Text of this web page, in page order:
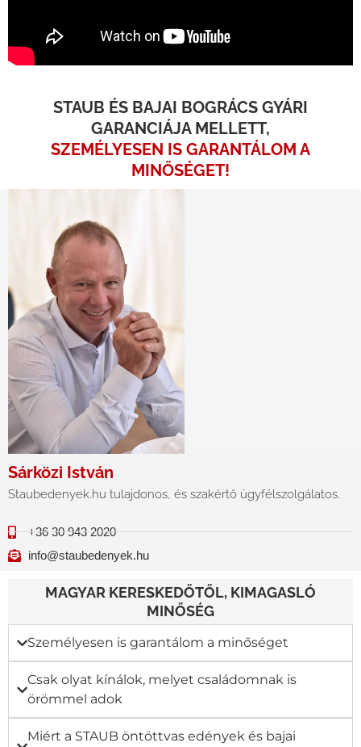
STAUB ÉS BAJAI BOGRÁCS GYÁRI
GARANCIÁJA MELLETT,
SZEMÉLYESEN IS GARANTÁLOM A
MINŐSÉGET!
Sárközi István
Staubedenyek.hu tulajdonos, és szakértő ügyfélszolgálatos.
+36 30 943 2020
info@staubedenyek.hu
MAGYAR KERESKEDŐTŐL, KIMAGASLÓ
MINŐSÉG
Személyesen is garantálom a minőséget
Csak olyat kínálok, melyet családomnak is
örömmel adok
Miért a STAUB öntöttvas edények és bajai